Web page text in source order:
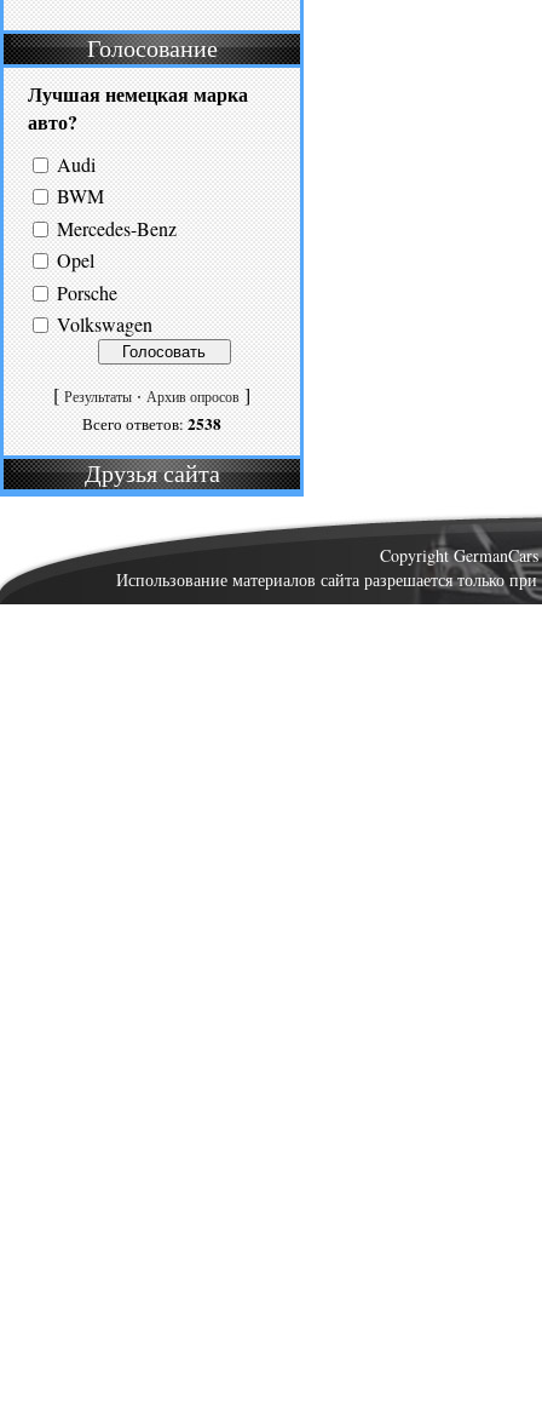
Голосование
Лучшая немецкая марка
авто?
Audi
BWM
Mercedes-Benz
Opel
Porsche
Volkswagen
[Результаты·Архив опросов]
Всего ответов:2538
Друзья сайта
Copyright
Использование материалов сайта разрешается только